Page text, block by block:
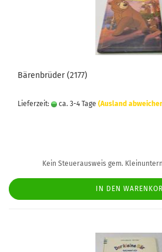
Bärenbrüder (2177)
Lieferzeit: ca. 3-4 Tage (Ausland
Kein Steuerausweis gem.
IN DEN